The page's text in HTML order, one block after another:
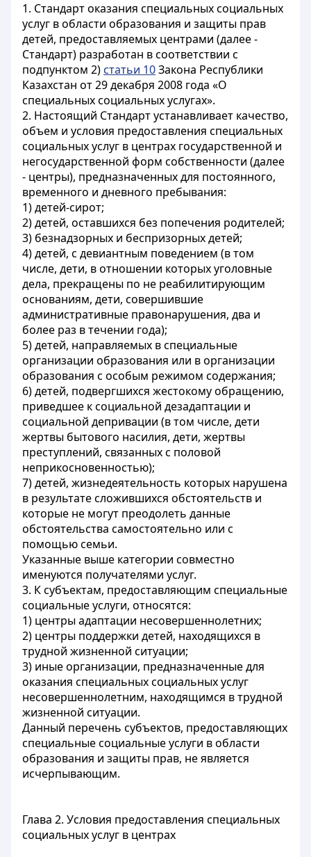
1. Стандарт оказания специальных социальных
услуг в области образования и защиты прав
детей, предоставляемых центрами (далее -
Стандарт) разработан в соответствии с
подпунктом 2) статьи 10Закона Республики
Казахстан от 29 декабря 2008 года «О
специальных социальных услугах».
2. Настоящий Стандарт устанавливает качество,
объем и условия предоставления специальных
социальных услуг в центрах государственной и
негосударственной форм собственности (далее
- центры), предназначенных для постоянного,
временного и дневного пребывания:
1) детей-сирот;
2) детей, оставшихся без попечения родителей;
3) безнадзорных и беспризорных детей;
4) детей, с девиантным поведением (в том
числе, дети, в отношении которых уголовные
дела, прекращены по не реабилитирующим
основаниям, дети, совершившие
административные правонарушения, два и
более раз в течении года);
5) детей, направляемых в специальные
организации образования или в организации
образования с особым режимом содержания;
6) детей, подвергшихся жестокому обращению,
приведшее к социальной дезадаптации и
социальной депривации (в том числе, дети
жертвы бытового насилия, дети, жертвы
преступлений, связанных с половой
неприкосновенностью);
7) детей, жизнедеятельность которых нарушена
в результате сложившихся обстоятельств и
которые не могут преодолеть данные
обстоятельства самостоятельно или с
помощью семьи.
Указанные выше категории совместно
именуются получателями услуг.
3. К субъектам, предоставляющим специальные
социальные услуги, относятся:
1) центры адаптации несовершеннолетних;
2) центры поддержки детей, находящихся в
трудной жизненной ситуации;
3) иные организации, предназначенные для
оказания специальных социальных услуг
несовершеннолетним, находящимся в трудной
жизненной ситуации.
Данный перечень субъектов, предоставляющих
специальные социальные услуги в области
образования и защиты прав, не является
исчерпывающим.
Глава 2. Условия предоставления специальных
социальных услуг в центрах